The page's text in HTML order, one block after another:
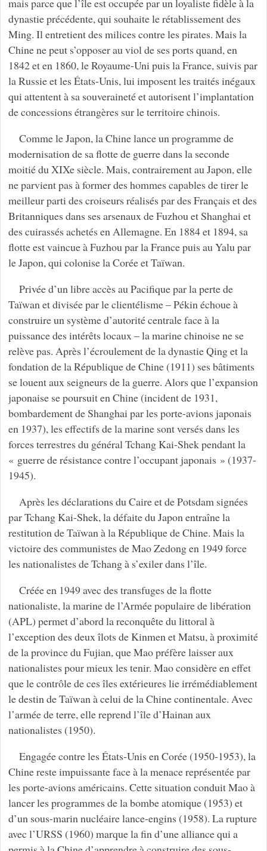
mais parce que l’île est occupée par un loyaliste fidèle à la
dynastie précédente, qui souhaite le rétablissement des
Ming. Il entretient des milices contre les pirates. Mais la
Chine ne peut s’opposer au viol de ses ports quand, en
1842 et en 1860, le Royaume-Uni puis la France, suivis par
la Russie et les États-Unis, lui imposent les traités inégaux
qui attentent à sa souveraineté et autorisent l’implantation
de concessions étrangères sur le territoire chinois.
Comme le Japon, la Chine lance un programme de
modernisation de sa flotte de guerre dans la seconde
moitié du XIXe siècle. Mais, contrairement au Japon, elle
ne parvient pas à former des hommes capables de tirer le
meilleur parti des croiseurs réalisés par des Français et des
Britanniques dans ses arsenaux de Fuzhou et Shanghai et
des cuirassés achetés en Allemagne. En 1884 et 1894, sa
flotte est vaincue à Fuzhou par la France puis au Yalu par
le Japon, qui colonise la Corée et Taïwan.
Privée d’un libre accès au Pacifique par la perte de
Taïwan et divisée par le clientélisme – Pékin échoue à
construire un système d’autorité centrale face à la
puissance des intérêts locaux – la marine chinoise ne se
relève pas. Après l’écroulement de la dynastie Qing et la
fondation de la République de Chine (1911) ses bâtiments
se louent aux seigneurs de la guerre. Alors que l’expansion
japonaise se poursuit en Chine (incident de 1931,
bombardement de Shanghai par les porte-avions japonais
en 1937), les effectifs de la marine sont versés dans les
forces terrestres du général Tchang Kai-Shek pendant la
« guerre de résistance contre l’occupant japonais » (1937-
1945).
Après les déclarations du Caire et de Potsdam signées
par Tchang Kai-Shek, la défaite du Japon entraîne la
restitution de Taïwan à la République de Chine. Mais la
victoire des communistes de Mao Zedong en 1949 force
les nationalistes de Tchang à s’exiler dans l’île.
Créée en 1949 avec des transfuges de la flotte
nationaliste, la marine de l’Armée populaire de libération
(APL) permet d’abord la reconquête du littoral à
l’exception des deux îlots de Kinmen et Matsu, à proximité
de la province du Fujian, que Mao préfère laisser aux
nationalistes pour mieux les tenir. Mao considère en effet
que le contrôle de ces îles extérieures lie irrémédiablement
le destin de Taïwan à celui de la Chine continentale. Avec
l’armée de terre, elle reprend l’île d’Hainan aux
nationalistes (1950).
Engagée contre les États-Unis en Corée (1950-1953), la
Chine reste impuissante face à la menace représentée par
les porte-avions américains. Cette situation conduit Mao à
lancer les programmes de la bombe atomique (1953) et
d’un sous-marin nucléaire lance-engins (1958). La rupture
avec l’URSS (1960) marque la fin d’une alliance qui a